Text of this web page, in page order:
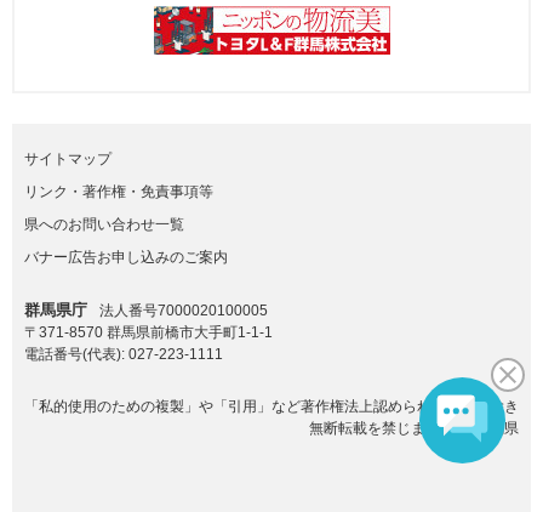
サイトマップ
リンク・著作権・免責事項等
県へのお問い合わせ一覧
バナー広告お申し込みのご案内
群馬県庁
法人番号7000020100005
〒371-8570 群馬県前橋市大手町1-1-1
電話番号(代表): 027-223-1111
「私的使用のための複製」や「引用」など著作権法上認められた場合を除き
無断転載を禁じます。(C)群馬県